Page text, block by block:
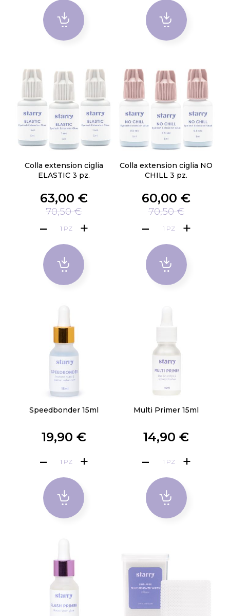
Colla extension ciglia
ELASTIC 3 pz.
63,00 €
70,50 €
PZ
Colla extension ciglia NO
CHILL 3 pz.
60,00 €
70,50 €
PZ
Speedbonder 15ml
19,90 €
PZ
Multi Primer 15ml
14,90 €
PZ